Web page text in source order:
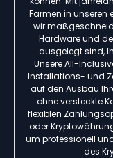
Farmen in unseren
wir
Hardware und
ausgelegt sind,
Unsere All-
Installations- und
auf den Ausbau
ohne versteckte
flexiblen
oder
um professionell
des